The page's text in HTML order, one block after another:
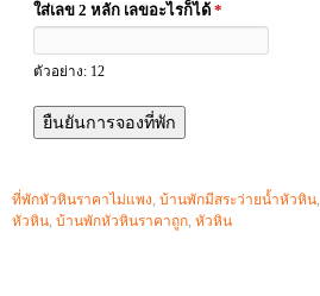
ใส่เลข 2 หลัก เลขอะไรก็ได้ *
ตัวอย่าง: 12
ที่พักหัวหินราคาไม่แพง, บ้านพักมีสระว่ายน้ำหัวหิน,
หัวหิน, บ้านพักหัวหินราคาถูก, หัวหิน